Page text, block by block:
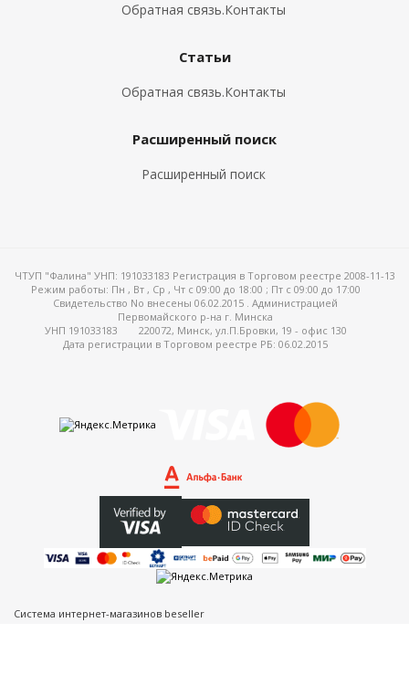
Обратная связь.Контакты
Статьи
Обратная связь.Контакты
Расширенный поиск
Расширенный поиск
ЧТУП "Фалина" УНП: 191033183 Регистрация в Торговом реестре 2008-11-13
Режим работы: Пн , Вт , Ср , Чт c 09:00 до 18:00 ; Пт c 09:00 до 17:00
Свидетельство No внесены 06.02.2015 . Администрацией
Первомайского р-на г. Минска
УНП 191033183
220072, Минск, ул.П.Бровки, 19 - офис 130
Дата регистрации в Торговом реестре РБ: 06.02.2015
Система интернет-магазинов beseller